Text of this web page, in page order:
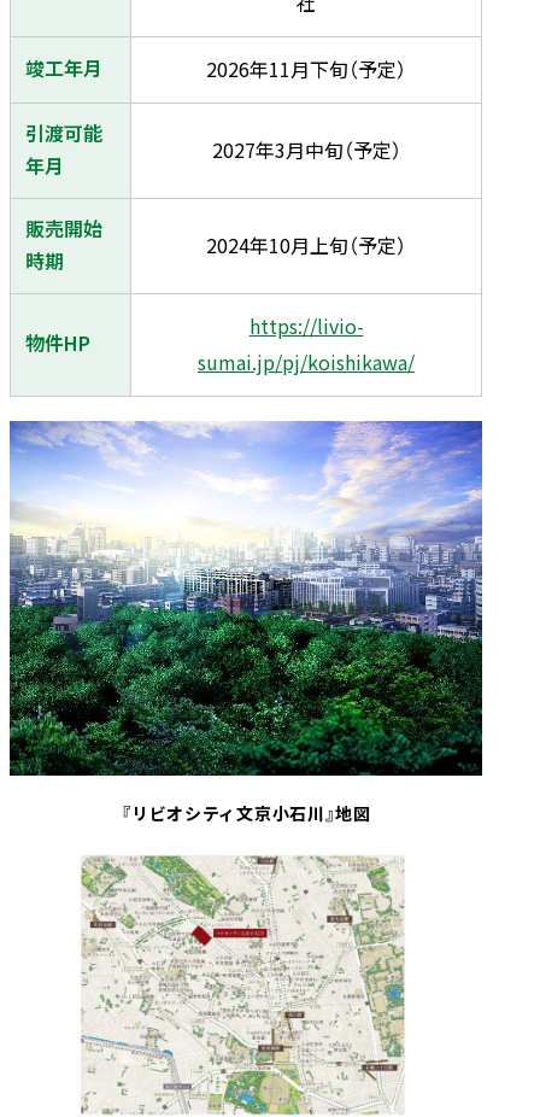
竣工年月 2026年11月下旬（予定）
引渡可能
年月
2027年3月中旬（予定）
販売開始
時期
2024年10月上旬（予定）
物件HP
https://livio-
sumai.jp/pj/koishikawa/
『リビオシティ文京小石川』地図